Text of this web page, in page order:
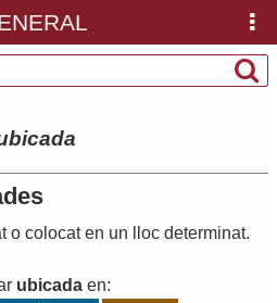
o colocat en un lloc determinat.
ubicadaen: